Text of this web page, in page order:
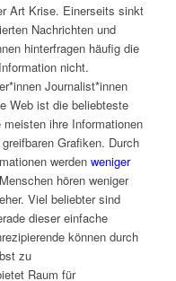
Art Krise. Einerseits sinkt
Nachrichten und
hinterfragen häufig die
nicht.
Journalist*innen
Web ist die beliebteste
ihre Informationen
Grafiken. Durch
werden weniger
hören weniger
Viel beliebter sind
dieser einfache
können durch
zu
Raum für